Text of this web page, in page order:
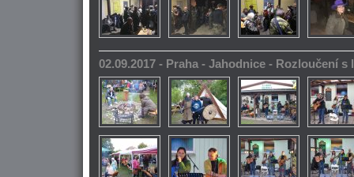
02.09.2017 - Praha - Jahodnice - Rozloučení s